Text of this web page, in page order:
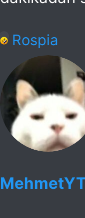
T
p
k
i
r
Rospia